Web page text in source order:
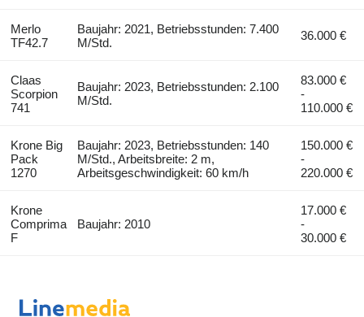
Merlo
TF42.7
Baujahr: 2021, Betriebsstunden: 7.400
M/Std.
36.000 €
Claas
Scorpion
741
Baujahr: 2023, Betriebsstunden: 2.100
M/Std.
83.000 €
-
110.000 €
Krone Big
Pack
1270
Baujahr: 2023, Betriebsstunden: 140
M/Std., Arbeitsbreite: 2 m,
Arbeitsgeschwindigkeit: 60 km/h
150.000 €
-
220.000 €
Krone
Comprima
F
Baujahr: 2010
17.000 €
-
30.000 €